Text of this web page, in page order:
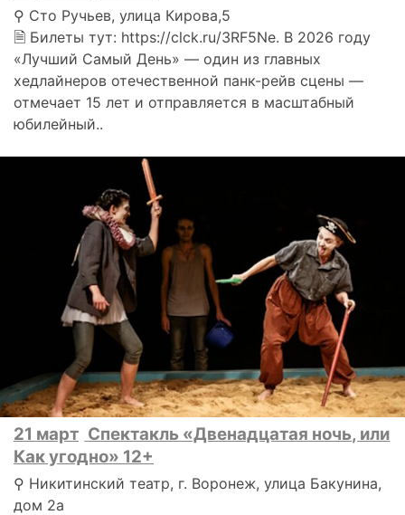
⚲ Сто Ручьев, улица Кирова,5
🗎 Билеты тут: https://clck.ru/3RF5Ne. В 2026 году
«Лучший Самый День» — один из главных
хедлайнеров отечественной панк-рейв сцены —
отмечает 15 лет и отправляется в масштабный
юбилейный..
21 март Спектакль «Двенадцатая ночь, или
Как угодно» 12+
⚲ Никитинский театр, г. Воронеж, улица Бакунина,
дом 2а